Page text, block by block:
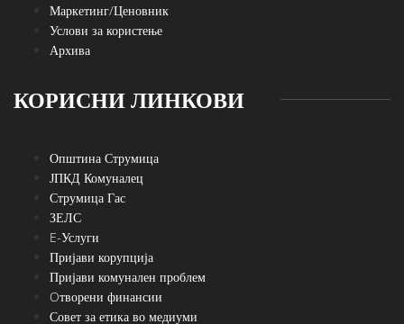
Маркетинг/Ценовник
Услови за користење
Архива
КОРИСНИ ЛИНКОВИ
Општина Струмица
ЈПКД Комуналец
Струмица Гас
ЗЕЛС
E-Услуги
Пријави корупција
Пријави комунален проблем
Oтворени финансии
Совет за етика во медиуми